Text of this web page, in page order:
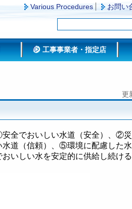
Various Procedures お問い
工事事業者・指定店
更
全でおいしい水道（安全）、②
道（信頼）、⑤環境に配慮した
いしい水を安定的に供給し続け